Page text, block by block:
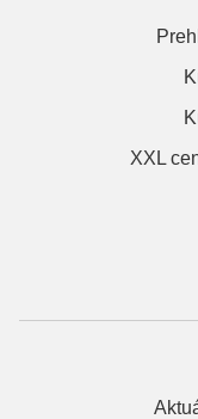
XXL